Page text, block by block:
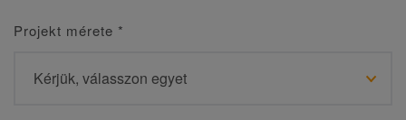
Projekt mérete *